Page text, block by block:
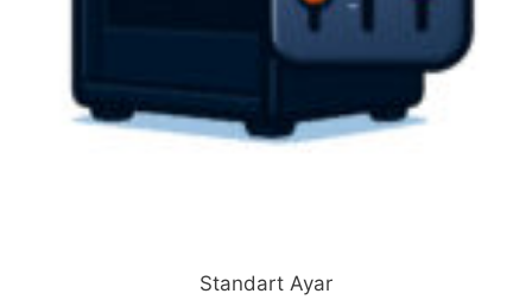
Standart Ayar